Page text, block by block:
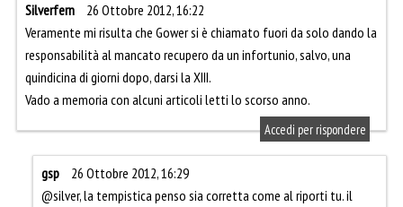
Silverfern
26 Ottobre 2012, 16:22
Veramente mi risulta che Gower si è chiamato fuori da solo dando la
responsabilità al mancato recupero da un infortunio, salvo, una
quindicina di giorni dopo, darsi la XIII.
Vado a memoria con alcuni articoli letti lo scorso anno.
Accedi per rispondere
gsp
26 Ottobre 2012, 16:29
@silver, la tempistica penso sia corretta come al riporti tu. il